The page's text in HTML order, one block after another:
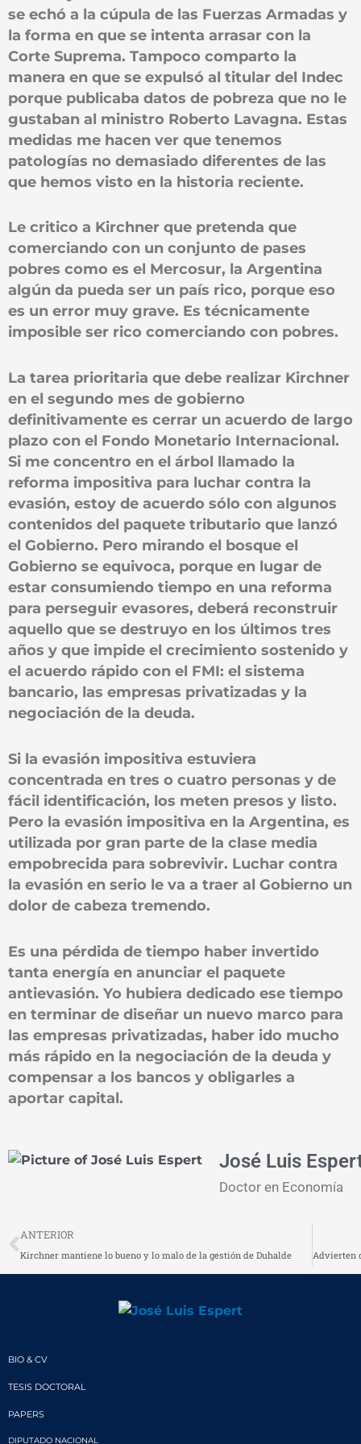
se echó a la cúpula de las Fuerzas Armadas y
la forma en que se intenta arrasar con la
Corte Suprema. Tampoco comparto la
manera en que se expulsó al titular del Indec
porque publicaba datos de pobreza que no le
gustaban al ministro Roberto Lavagna. Estas
medidas me hacen ver que tenemos
patologías no demasiado diferentes de las
que hemos visto en la historia reciente.
Le critico a Kirchner que pretenda que
comerciando con un conjunto de pases
pobres como es el Mercosur, la Argentina
algún da pueda ser un país rico, porque eso
es un error muy grave. Es técnicamente
imposible ser rico comerciando con pobres.
La tarea prioritaria que debe realizar Kirchner
en el segundo mes de gobierno
definitivamente es cerrar un acuerdo de largo
plazo con el Fondo Monetario Internacional.
Si me concentro en el árbol llamado la
reforma impositiva para luchar contra la
evasión, estoy de acuerdo sólo con algunos
contenidos del paquete tributario que lanzó
el Gobierno. Pero mirando el bosque el
Gobierno se equivoca, porque en lugar de
estar consumiendo tiempo en una reforma
para perseguir evasores, deberá reconstruir
aquello que se destruyo en los últimos tres
años y que impide el crecimiento sostenido y
el acuerdo rápido con el FMI: el sistema
bancario, las empresas privatizadas y la
negociación de la deuda.
Si la evasión impositiva estuviera
concentrada en tres o cuatro personas y de
fácil identificación, los meten presos y listo.
Pero la evasión impositiva en la Argentina, es
utilizada por gran parte de la clase media
empobrecida para sobrevivir. Luchar contra
la evasión en serio le va a traer al Gobierno un
dolor de cabeza tremendo.
Es una pérdida de tiempo haber invertido
tanta energía en anunciar el paquete
antievasión. Yo hubiera dedicado ese tiempo
en terminar de diseñar un nuevo marco para
las empresas privatizadas, haber ido mucho
más rápido en la negociación de la deuda y
compensar a los bancos y obligarles a
aportar capital.
José Luis
Doctor en Economía
Prev
ANTERIOR
Kirchner mantiene lo bueno y lo malo de la gestión de Duhalde
BIO & CV
TESIS DOCTORAL
PAPERS
DIPUTADO NACIONAL